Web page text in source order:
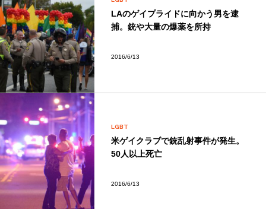
LAのゲイプライドに向かう男を逮
捕。銃や大量の爆薬を所持
2016/6/13
LGBT
米ゲイクラブで銃乱射事件が発生。
50人以上死亡
2016/6/13